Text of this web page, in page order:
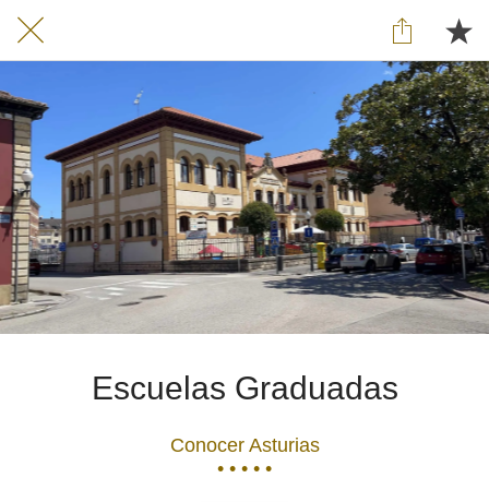
Escuelas Graduadas
Conocer Asturias
• • • • •